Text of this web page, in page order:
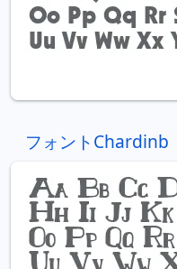
フォントChardinb